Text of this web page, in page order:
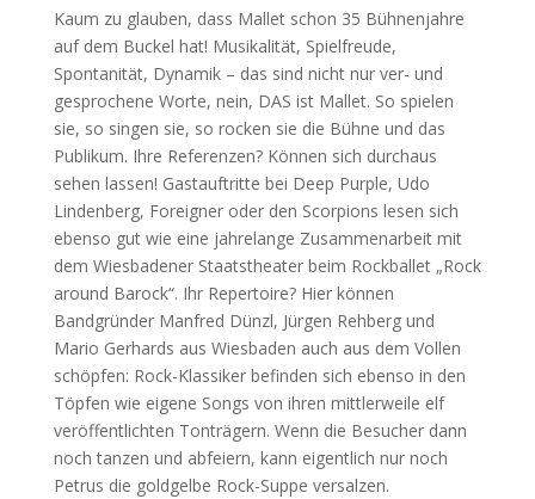
Kaum zu glauben, dass Mallet schon 35 Bühnenjahre
auf dem Buckel hat! Musikalität, Spielfreude,
Spontanität, Dynamik – das sind nicht nur ver- und
gesprochene Worte, nein, DAS ist Mallet. So spielen
sie, so singen sie, so rocken sie die Bühne und das
Publikum. Ihre Referenzen? Können sich durchaus
sehen lassen! Gastauftritte bei Deep Purple, Udo
Lindenberg, Foreigner oder den Scorpions lesen sich
ebenso gut wie eine jahrelange Zusammenarbeit mit
dem Wiesbadener Staatstheater beim Rockballet „Rock
around Barock“. Ihr Repertoire? Hier können
Bandgründer Manfred Dünzl, Jürgen Rehberg und
Mario Gerhards aus Wiesbaden auch aus dem Vollen
schöpfen: Rock-Klassiker befinden sich ebenso in den
Töpfen wie eigene Songs von ihren mittlerweile elf
veröffentlichten Tonträgern. Wenn die Besucher dann
noch tanzen und abfeiern, kann eigentlich nur noch
Petrus die goldgelbe Rock-Suppe versalzen.